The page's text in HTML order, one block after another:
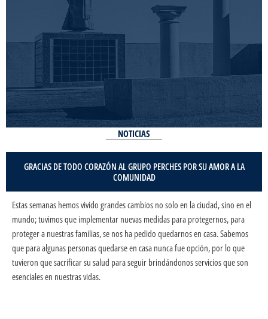
NOTICIAS
GRACIAS DE TODO CORAZÓN AL GRUPO PERCHES POR SU AMOR A LA
COMUNIDAD
Estas semanas hemos vivido grandes cambios no solo en la ciudad, sino en el
mundo; tuvimos que implementar nuevas medidas para protegernos, para
proteger a nuestras familias, se nos ha pedido quedarnos en casa. Sabemos
que para algunas personas quedarse en casa nunca fue opción, por lo que
tuvieron que sacrificar su salud para seguir brindándonos servicios que son
esenciales en nuestras vidas.